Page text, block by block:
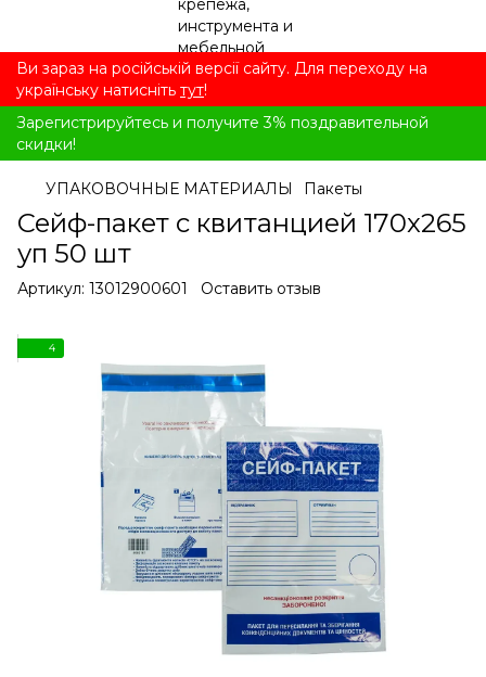
Ви зараз на російській версії сайту. Для переходу на
українську натисніть тут!
Зарегистрируйтесь и получите 3% поздравительной
скидки!
УПАКОВОЧНЫЕ МАТЕРИАЛЫ Пакеты
Сейф-пакет с квитанцией 170x265
уп 50 шт
Артикул: 13012900601 Оставить отзыв
4